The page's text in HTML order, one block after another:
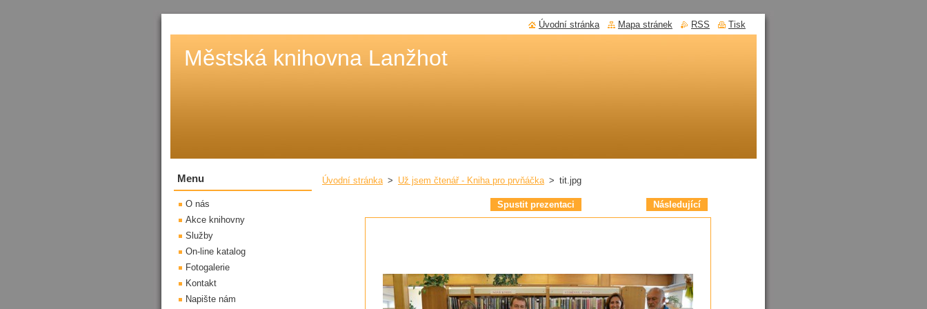
Městská knihovna Lanžhot
Úvodní stránka > Už jsem čtenář - Kniha pro prvňáčka > tit.jpg
Spustit prezentaci Následující
Menu
O nás
Akce knihovny
Služby
On-line katalog
Fotogalerie
Kontakt
Napište nám
Úvodní stránka Mapa stránek RSS Tisk